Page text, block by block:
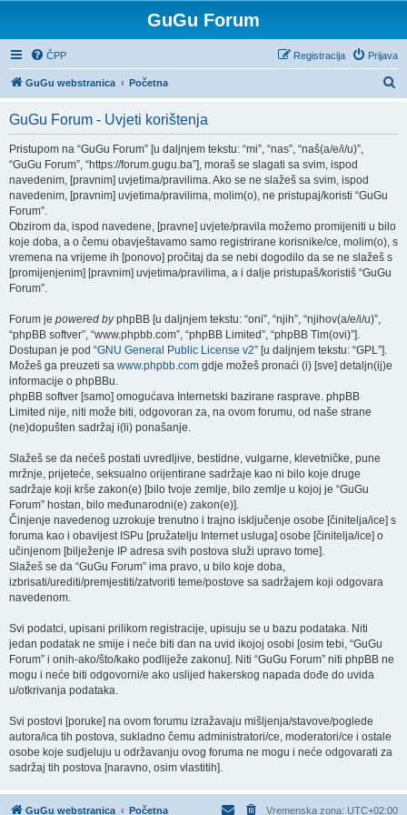
GuGu Forum
ČPP Prijava
Registracija
GuGu webstranica Početna
GuGu Forum - Uvjeti korištenja
Pristupom na “GuGu Forum” [u daljnjem tekstu: “mi”, “nas”, “naš(a/e/i/u)”,
“GuGu Forum”, “https://forum.gugu.ba”], moraš se slagati sa svim, ispod
navedenim, [pravnim] uvjetima/pravilima. Ako se ne slažeš sa svim, ispod
navedenim, [pravnim] uvjetima/pravilima, molim(o), ne pristupaj/koristi “GuGu
Forum”.
Obzirom da, ispod navedene, [pravne] uvjete/pravila možemo promijeniti u bilo
koje doba, a o čemu obavještavamo samo registrirane korisnike/ce, molim(o), s
vremena na vrijeme ih [ponovo] pročitaj da se nebi dogodilo da se ne slažeš s
[promijenjenim] [pravnim] uvjetima/pravilima, a i dalje pristupaš/koristiš “GuGu
Forum”.
Forum je powered byphpBB [u daljnjem tekstu: “oni”, “njih”, “njihov(a/e/i/u)”,
“phpBB softver”, “www.phpbb.com”, “phpBB Limited”, “phpBB Tim(ovi)”].
Dostupan je pod “GNU General Public License v2” [u daljnjem tekstu: “GPL”].
Možeš ga preuzeti sa www.phpbb.com gdje možeš pronaći (i) [sve] detaljn(ij)e
informacije o phpBBu.
phpBB softver [samo] omogućava Internetski bazirane rasprave. phpBB
Limited nije, niti može biti, odgovoran za, na ovom forumu, od naše strane
(ne)dopušten sadržaj i(li) ponašanje.
Slažeš se da nećeš postati uvredljive, bestidne, vulgarne, klevetničke, pune
mržnje, prijeteće, seksualno orijentirane sadržaje kao ni bilo koje druge
sadržaje koji krše zakon(e) [bilo tvoje zemlje, bilo zemlje u kojoj je “GuGu
Forum” hostan, bilo međunarodni(e) zakon(e)].
Činjenje navedenog uzrokuje trenutno i trajno isključenje osobe [činitelja/ice] s
foruma kao i obavijest ISPu [pružatelju Internet usluga] osobe [činitelja/ice] o
učinjenom [bilježenje IP adresa svih postova služi upravo tome].
Slažeš se da “GuGu Forum” ima pravo, u bilo koje doba,
izbrisati/urediti/premjestiti/zatvoriti teme/postove sa sadržajem koji odgovara
navedenom.
Svi podatci, upisani prilikom registracije, upisuju se u bazu podataka. Niti
jedan podatak ne smije i neće biti dan na uvid ikojoj osobi [osim tebi, “GuGu
Forum” i onih-ako/što/kako podliježe zakonu]. Niti “GuGu Forum” niti phpBB ne
mogu i neće biti odgovorni/e ako uslijed hakerskog napada dođe do uvida
u/otkrivanja podataka.
Svi postovi [poruke] na ovom forumu izražavaju mišljenja/stavove/poglede
autora/ica tih postova, sukladno čemu administratori/ce, moderatori/ce i ostale
osobe koje sudjeluju u održavanju ovog foruma ne mogu i neće odgovarati za
sadržaj tih postova [naravno, osim vlastitih].
GuGu webstranica Početna Vremenska zona: UTC+02:00